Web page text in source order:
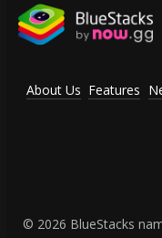
About Us Features
© 2026 BlueStacks